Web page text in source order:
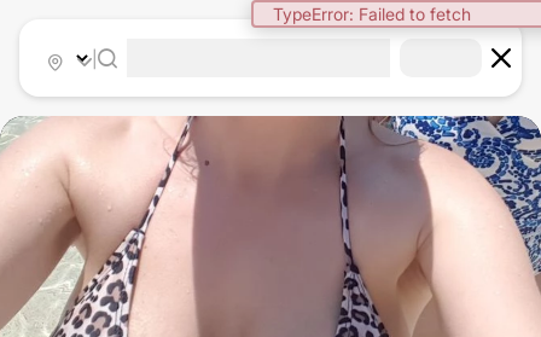
TypeError: Failed to fetch